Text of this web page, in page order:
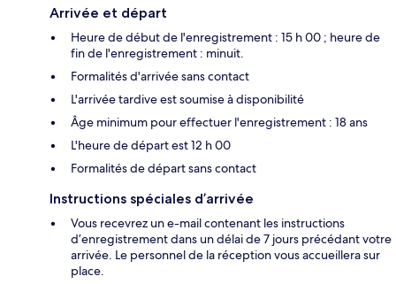
Arrivée et départ
Heure de début de l'enregistrement : 15 h 00 ; heure de
fin de l'enregistrement : minuit.
Formalités d'arrivée sans contact
L'arrivée tardive est soumise à disponibilité
Âge minimum pour effectuer l'enregistrement : 18 ans
L'heure de départ est 12 h 00
Formalités de départ sans contact
Instructions spéciales d’arrivée
Vous recevrez un e-mail contenant les instructions
d’enregistrement dans un délai de 7 jours précédant votre
arrivée. Le personnel de la réception vous accueillera sur
place.